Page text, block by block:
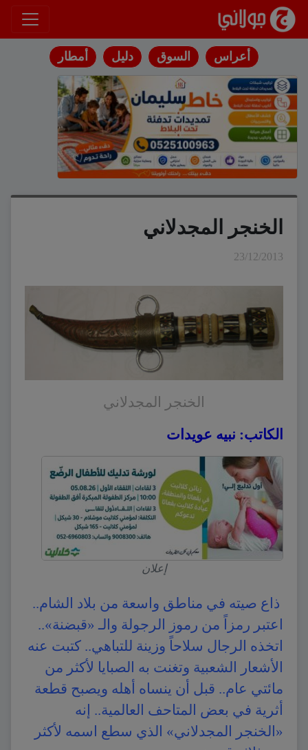
انتقل إلى المحتوى
أعراس السوق دليل أمطار
الخنجر المجدلاني
23/12/2013
الخنجر المجدلاني
الكاتب: نبيه عويدات
إعلان
ذاع صيته في مناطق واسعة من بلاد الشام..
اعتبر رمزاً من رموز الرجولة والـ «قبضنة»..
اتخذه الرجال سلاحاً وزينة للتباهي.. كتبت عنه
الأشعار الشعبية وتغنت به الصبايا لأكثر من
مائتي عام.. قبل أن ينساه أهله ويصبح قطعة
أثرية في بعض المتاحف العالمية.. إنه
«الخنجر المجدلاني» الذي سطع اسمه لأكثر